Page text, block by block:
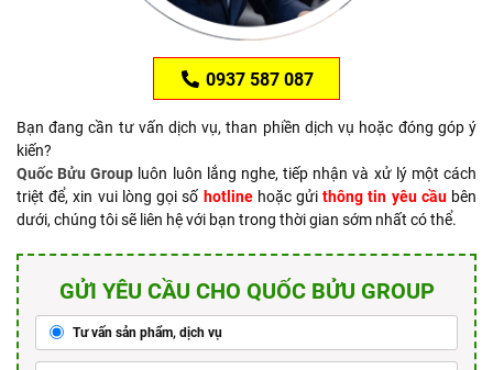
0937 587 087
Bạn đang cần tư vấn dịch vụ, than phiền dịch vụ hoặc đóng góp ý
kiến?
Quốc Bửu Group luôn luôn lắng nghe, tiếp nhận và xử lý một cách
triệt để, xin vui lòng gọi số hotlinehoặc gửithông tin yêu cầubên
dưới, chúng tôi sẽ liên hệ với bạn trong thời gian sớm nhất có thể.
GỬI YÊU CẦU CHO QUỐC BỬU GROUP
Tư vấn sản phẩm, dịch vụ